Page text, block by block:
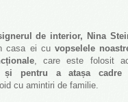
de interior, Nina
casa ei cuvopselele
, care este folosit
și pentru a atașa cadre
cu amintiri de familie.